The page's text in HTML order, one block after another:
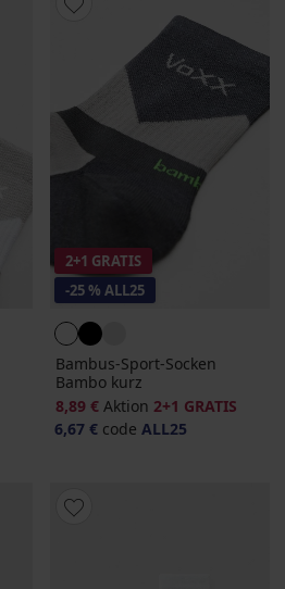
2+1 GRATIS
-25 % ALL25
Bambus-Sport-Socken
Bambo kurz
8,89 € Aktion 2+1 GRATIS
6,67 € code ALL25